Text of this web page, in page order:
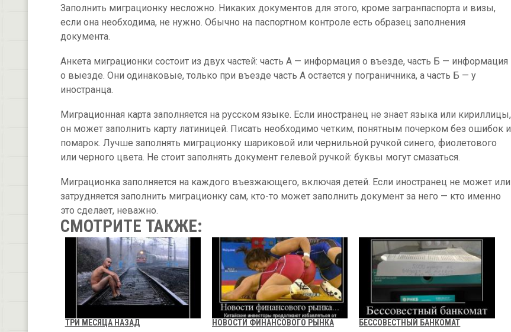
Заполнить миграционку несложно. Никаких документов для этого, кроме загранпаспорта и визы,
если она необходима, не нужно. Обычно на паспортном контроле есть образец заполнения
документа.
Анкета миграционки состоит из двух частей: часть А — информация о въезде, часть Б — информация
о выезде. Они одинаковые, только при въезде часть А остается у пограничника, а часть Б — у
иностранца.
Миграционная карта заполняется на русском языке. Если иностранец не знает языка или кириллицы,
он может заполнить карту латиницей. Писать необходимо четким, понятным почерком без ошибок и
помарок. Лучше заполнять миграционку шариковой или чернильной ручкой синего, фиолетового
или черного цвета. Не стоит заполнять документ гелевой ручкой: буквы могут смазаться.
Миграционка заполняется на каждого въезжающего, включая детей. Если иностранец не может или
затрудняется заполнить миграционку сам, кто-то может заполнить документ за него — кто именно
это сделает, неважно.
СМОТРИТЕ ТАКЖЕ:
ТРИ МЕСЯЦА НАЗАД НОВОСТИ ФИНАНСОВОГО РЫНКА БЕССОВЕСТНЫЙ БАНКОМАТ